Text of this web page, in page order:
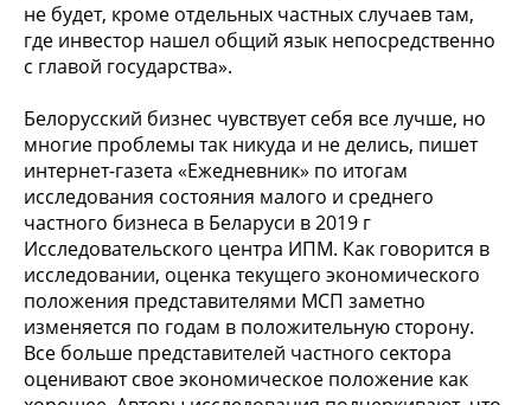
не будет, кроме отдельных частных случаев там,
где инвестор нашел общий язык непосредственно
с главой государства».
Белорусский бизнес чувствует себя все лучше, но
многие проблемы так никуда и не делись, пишет
интернет-газета «Ежедневник» по итогам
исследования состояния малого и среднего
частного бизнеса в Беларуси в 2019 г
Исследовательского центра ИПМ. Как говорится в
исследовании, оценка текущего экономического
положения представителями МСП заметно
изменяется по годам в положительную сторону.
Все больше представителей частного сектора
оценивают свое экономическое положение как